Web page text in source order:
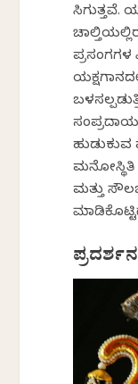
ಸಿಗುತ್ತವೆ.
ಪ್ರಸಂಗಗಳ
ಮನೋಸ್ಥಿತಿ
ಮತ್ತು